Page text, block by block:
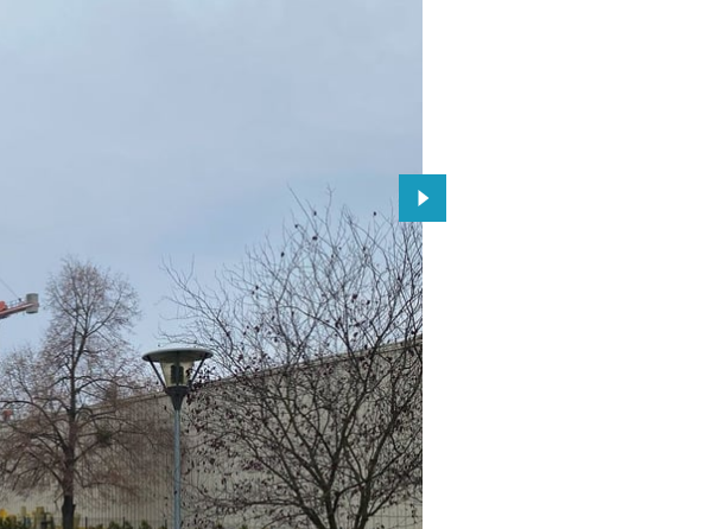
Przejdź do kolejnego zdjęcia.